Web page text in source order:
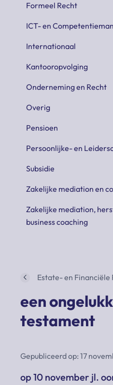
Formeel Recht
ICT- en
Internationaal
Kantooropvolging
Onderneming en Recht
Overig
Pensioen
Persoonlijke- en
Subsidie
Zakelijke mediation en
Zakelijke mediation,
business coaching
Estate- en Financiële
een
testament
Gepubliceerd op: 17
op 10 november jl.